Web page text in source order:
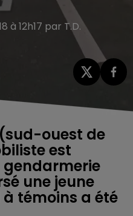
à 12h17 par T.D.
ouest de
est
une jeune
témoins a été